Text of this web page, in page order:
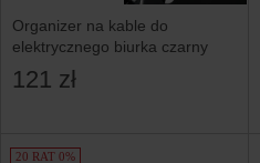
Organizer na kable do
elektrycznego biurka czarny
121 zł
20 RAT 0%